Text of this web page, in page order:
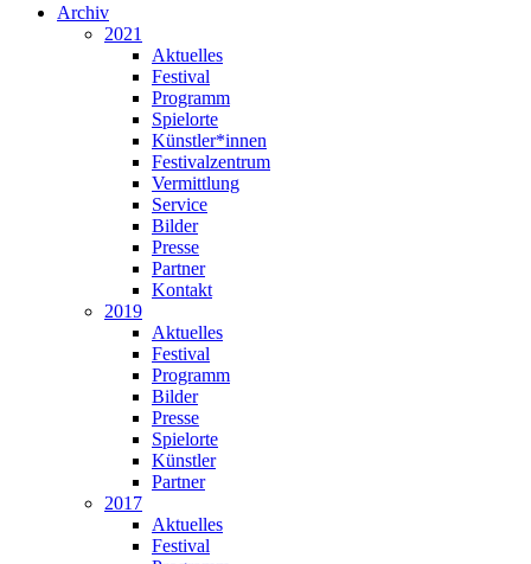
Archiv
2021
Aktuelles
Festival
Programm
Spielorte
Künstler*innen
Festivalzentrum
Vermittlung
Service
Bilder
Presse
Partner
Kontakt
2019
Aktuelles
Festival
Programm
Bilder
Presse
Spielorte
Künstler
Partner
2017
Aktuelles
Festival